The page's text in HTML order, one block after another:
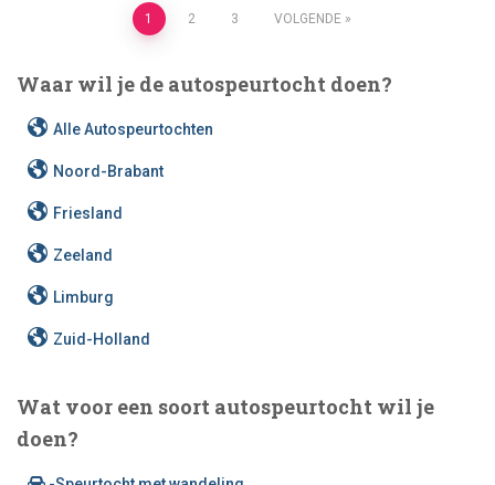
Berichten
paginering
1 2 3 VOLGENDE
Waar wil je de autospeurtocht doen?
Alle Autospeurtochten
Noord-Brabant
Friesland
Zeeland
Limburg
Zuid-Holland
Wat voor een soort autospeurtocht wil je
doen?